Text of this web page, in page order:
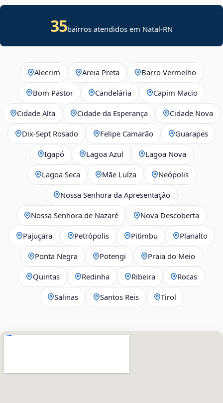
35bairros atendidos em Natal-RN
Alecrim Areia Preta Barro Vermelho
Bom Pastor Candelária Capim Macio
Cidade Alta Cidade da Esperança Cidade Nova
Dix‑Sept Rosado Felipe Camarão Guarapes
Igapó Lagoa Azul Lagoa Nova
Lagoa Seca Mãe Luíza Neópolis
Nossa Senhora da Apresentação
Nossa Senhora de Nazaré Nova Descoberta
Pajuçara Petrópolis Pitimbu Planalto
Ponta Negra Potengi Praia do Meio
Quintas Redinha Ribeira Rocas
Salinas Santos Reis Tirol